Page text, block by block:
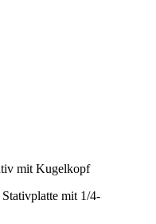
mit Kugelkopf
mit 1/4-